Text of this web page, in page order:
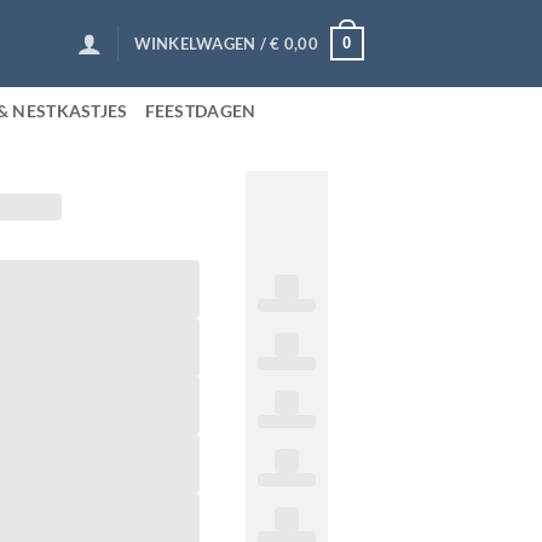
WINKELWAGEN /€ 0,00 0
NESTKASTJES FEESTDAGEN